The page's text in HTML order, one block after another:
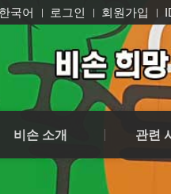
한국어 로그인 회원가입
비손 소개 관련
소개
손 뉴스
보 / PR
투브 영상
전국 푸드
인천광역